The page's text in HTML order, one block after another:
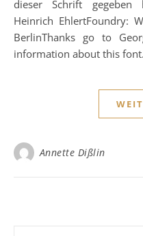
dieser Schrift gegeben
Heinrich EhlertFoundry:
BerlinThanks go to
information about this font.
Annette Dißlin